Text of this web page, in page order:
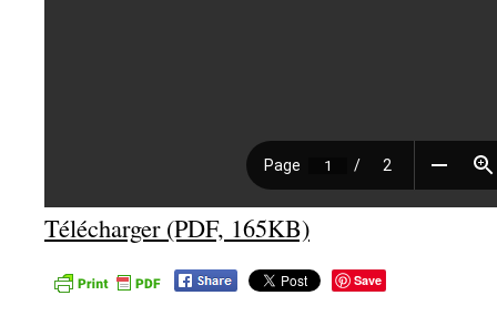
Télécharger (PDF, 165KB)
Save